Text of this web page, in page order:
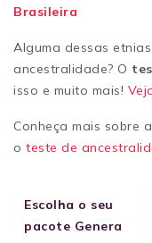
Brasileira
Alguma dessas
ancestralidade? O
isso e muito mais!
Conheça mais sobre
o teste de
Escolha o seu
pacote Genera